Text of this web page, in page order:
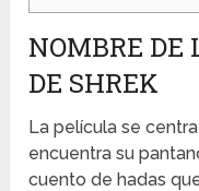
NOMBRE DE
DE SHREK
La película se
encuentra su
cuento de hadas